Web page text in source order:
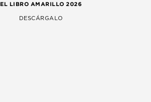
EL LIBRO AMARILLO 2026
DESCÁRGALO